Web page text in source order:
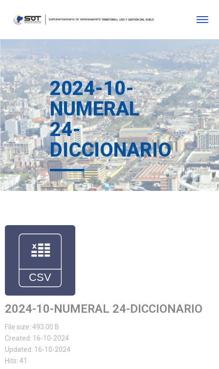
2024-10-
NUMERAL
24-
DICCIONARIO
2024-10-NUMERAL 24-DICCIONARIO
File size: 493.00 B
Created: 16-10-2024
Updated: 16-10-2024
Hits: 41